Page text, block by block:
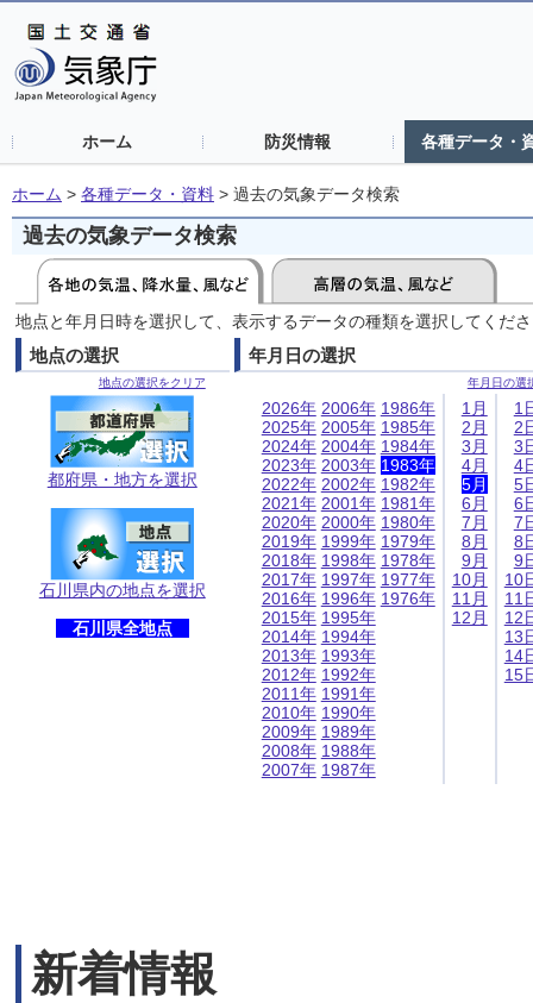
ホーム 防災情報 各種データ・
ホーム > 各種データ・資料 > 過去の気象データ検索
過去の気象データ検索
地点と年月日時を選択して、表示するデータの種類を選択してくだ
地点の選択
地点の選択をクリア
都府県・地方を選択
石川県内の地点を選択
石川県全地点
年月日の選択
年月日の選
2026年
2025年
2024年
2023年
2022年
2021年
2020年
2019年
2018年
2017年
2016年
2015年
2014年
2013年
2012年
2011年
2010年
2009年
2008年
2007年
2006年
2005年
2004年
2003年
2002年
2001年
2000年
1999年
1998年
1997年
1996年
1995年
1994年
1993年
1992年
1991年
1990年
1989年
1988年
1987年
1986年
1985年
1984年
1983年
1982年
1981年
1980年
1979年
1978年
1977年
1976年
1月
2月
3月
4月
5月
6月
7月
8月
9月
10月
11月
12月
1
2
3
4
5
6
7
8
9
10
11
12
13
14
15
新着情報